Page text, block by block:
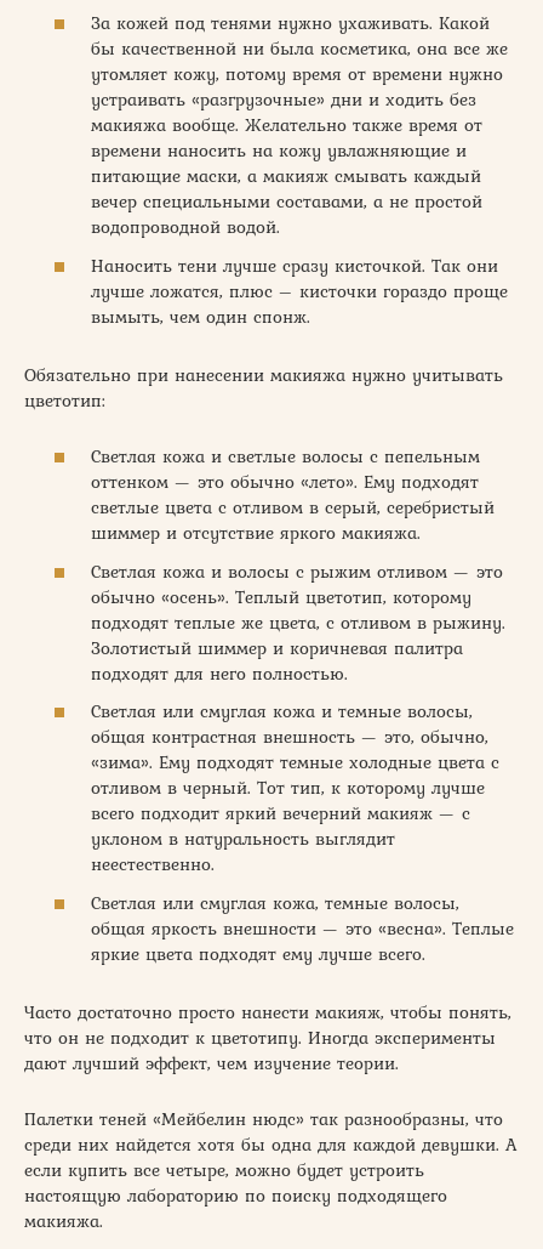
За кожей под тенями нужно ухаживать. Какой
бы качественной ни была косметика, она все же
утомляет кожу, потому время от времени нужно
устраивать «разгрузочные» дни и ходить без
макияжа вообще. Желательно также время от
времени наносить на кожу увлажняющие и
питающие маски, а макияж смывать каждый
вечер специальными составами, а не простой
водопроводной водой.
Наносить тени лучше сразу кисточкой. Так они
лучше ложатся, плюс – кисточки гораздо проще
вымыть, чем один спонж.
Обязательно при нанесении макияжа нужно учитывать
цветотип:
Светлая кожа и светлые волосы с пепельным
оттенком — это обычно «лето». Ему подходят
светлые цвета с отливом в серый, серебристый
шиммер и отсутствие яркого макияжа.
Светлая кожа и волосы с рыжим отливом — это
обычно «осень». Теплый цветотип, которому
подходят теплые же цвета, с отливом в рыжину.
Золотистый шиммер и коричневая палитра
подходят для него полностью.
Светлая или смуглая кожа и темные волосы,
общая контрастная внешность — это, обычно,
«зима». Ему подходят темные холодные цвета с
отливом в черный. Тот тип, к которому лучше
всего подходит яркий вечерний макияж — с
уклоном в натуральность выглядит
неестественно.
Светлая или смуглая кожа, темные волосы,
общая яркость внешности — это «весна». Теплые
яркие цвета подходят ему лучше всего.
Часто достаточно просто нанести макияж, чтобы понять,
что он не подходит к цветотипу. Иногда эксперименты
дают лучший эффект, чем изучение теории.
Палетки теней «Мейбелин нюдс» так разнообразны, что
среди них найдется хотя бы одна для каждой девушки. А
если купить все четыре, можно будет устроить
настоящую лабораторию по поиску подходящего
макияжа.